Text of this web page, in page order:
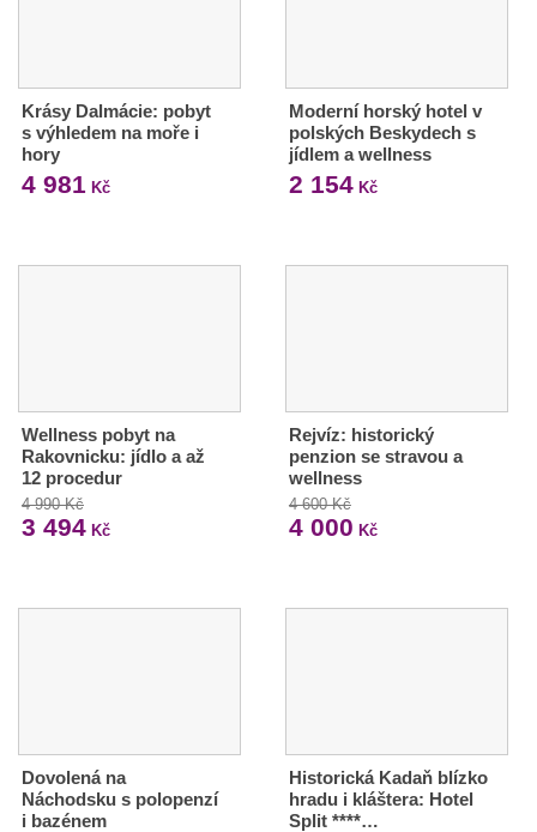
Krásy Dalmácie: pobyt
s výhledem na moře i
hory
4 981 Kč
Moderní horský hotel v
polských Beskydech s
jídlem a wellness
2 154Kč
Wellness pobyt na
Rakovnicku: jídlo a až
12 procedur
4 990 Kč
3 494 Kč
Rejvíz: historický
penzion se stravou a
wellness
4 600 Kč
4 000 Kč
Dovolená na
Náchodsku s polopenzí
i bazénem
Historická Kadaň blízko
hradu i kláštera: Hotel
Split ****…